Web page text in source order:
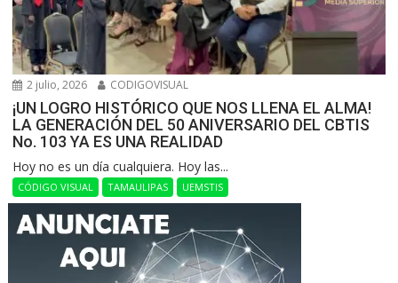
2 julio, 2026 CODIGOVISUAL
¡UN LOGRO HISTÓRICO QUE NOS LLENA EL ALMA!
LA GENERACIÓN DEL 50 ANIVERSARIO DEL CBTIS
No. 103 YA ES UNA REALIDAD
Hoy no es un día cualquiera. Hoy las...
CÓDIGO VISUAL TAMAULIPAS UEMSTIS